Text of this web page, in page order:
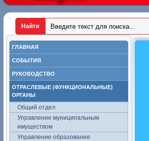
ГЛАВНАЯ
СОБЫТИЯ
РУКОВОДСТВО
ОТРАСЛЕВЫЕ (ФУНКЦИОНАЛЬНЫЕ)
ОРГАНЫ
Общий отдел
Управление муниципальным
имуществом
Управление образования